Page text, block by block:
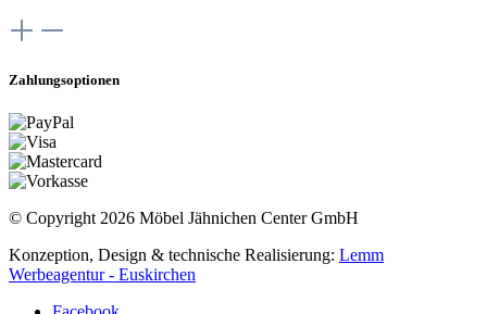
Zahlungsoptionen
© Copyright 2026 Möbel Jähnichen Center GmbH
Konzeption, Design & technische Realisierung: Lemm
Werbeagentur - Euskirchen